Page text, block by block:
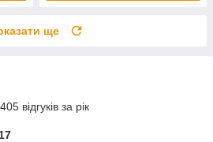
ще
відгуків за рік